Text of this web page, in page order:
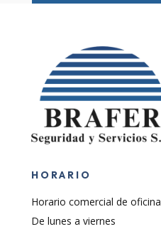
HORARIO
Horario comercial de oficina
De lunes a viernes